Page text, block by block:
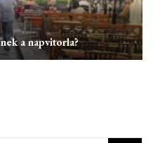
a napvitorla?